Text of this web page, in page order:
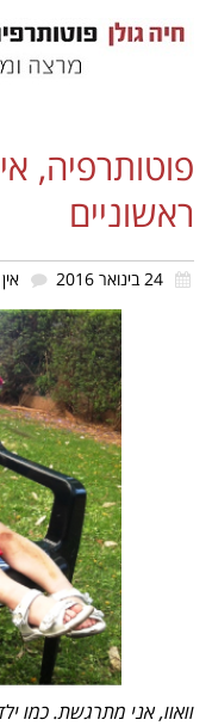
פוטותרפיה,
ראשוניים
וואוו, אני מתרגשת. כמו